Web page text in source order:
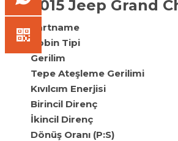
2015 Jeep Grand
Şartname
Bobin Tipi
Gerilim
Tepe Ateşleme Gerilimi
Kıvılcım Enerjisi
Birincil Direnç
İkincil Direnç
Dönüş Oranı (P:S)